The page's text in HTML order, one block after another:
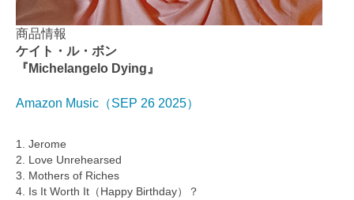
商品情報
ケイト・ル・ボン
『Michelangelo Dying』
Amazon Music（SEP 26 2025）
1. Jerome
2. Love Unrehearsed
3. Mothers of Riches
4. Is It Worth It（Happy Birthday）？